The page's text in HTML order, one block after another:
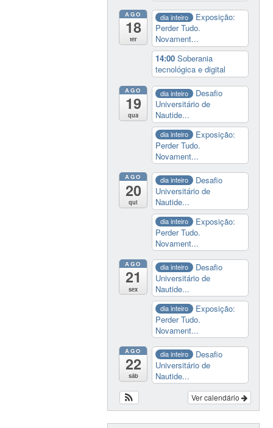
AGO
18
ter
dia inteiro
Exposição:
Perder Tudo.
Novament...
14:00Soberania
tecnológica e digital
AGO
19
qua
dia inteiro
Desafio
Universitário de
Nautide...
dia inteiro
Exposição:
Perder Tudo.
Novament...
AGO
20
qui
dia inteiro
Desafio
Universitário de
Nautide...
dia inteiro
Exposição:
Perder Tudo.
Novament...
AGO
21
sex
dia inteiro
Desafio
Universitário de
Nautide...
dia inteiro
Exposição:
Perder Tudo.
Novament...
AGO
22
sáb
dia inteiro
Desafio
Universitário de
Nautide...
Ver calendário